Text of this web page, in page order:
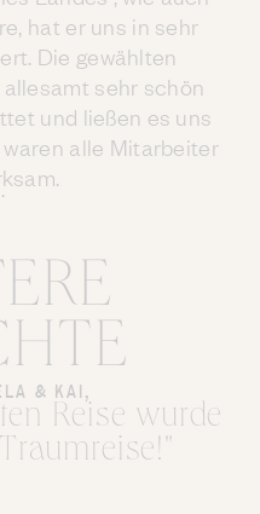
hat er uns in sehr
Die gewählten
allesamt sehr schön
und ließen es uns
alle Mitarbeiter
& KAI,
Reise wurde